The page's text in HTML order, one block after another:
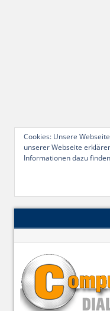
Cookies: Unsere
unserer Webseite
Informationen dazu